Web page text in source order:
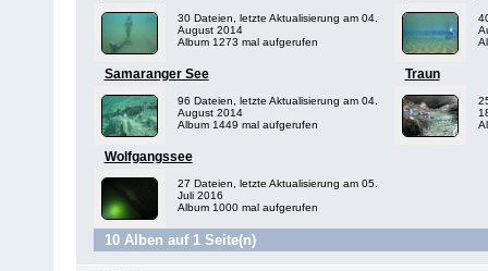
30 Dateien, letzte Aktualisierung am 04.
August 2014
Album 1273 mal aufgerufen
Samaranger See
96 Dateien, letzte Aktualisierung am 04.
August 2014
Album 1449 mal aufgerufen
Traun
Wolfgangssee
27 Dateien, letzte Aktualisierung am 05.
Juli 2016
Album 1000 mal aufgerufen
10 Alben auf 1 Seite(n)